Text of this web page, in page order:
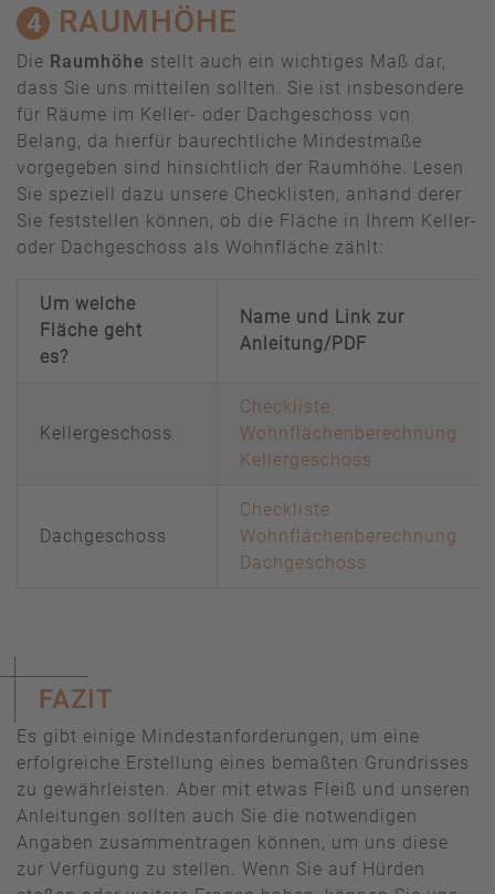
4 RAUMHÖHE
Die Raumhöhe stellt auch ein wichtiges Maß dar,
dass Sie uns mitteilen sollten. Sie ist insbesondere
für Räume im Keller- oder Dachgeschoss von
Belang, da hierfür baurechtliche Mindestmaße
vorgegeben sind hinsichtlich der Raumhöhe. Lesen
Sie speziell dazu unsere Checklisten, anhand derer
Sie feststellen können, ob die Fläche in Ihrem Keller-
oder Dachgeschoss als Wohnfläche zählt:
Um welche
Fläche geht
es?
Name und Link zur
Anleitung/PDF
Kellergeschoss
Checkliste
Wohnflächenberechnung
Kellergeschoss
Dachgeschoss
Checkliste
Wohnflächenberechnung
Dachgeschoss
FAZIT
Es gibt einige Mindestanforderungen, um eine
erfolgreiche Erstellung eines bemaßten Grundrisses
zu gewährleisten. Aber mit etwas Fleiß und unseren
Anleitungen sollten auch Sie die notwendigen
Angaben zusammentragen können, um uns diese
zur Verfügung zu stellen. Wenn Sie auf Hürden